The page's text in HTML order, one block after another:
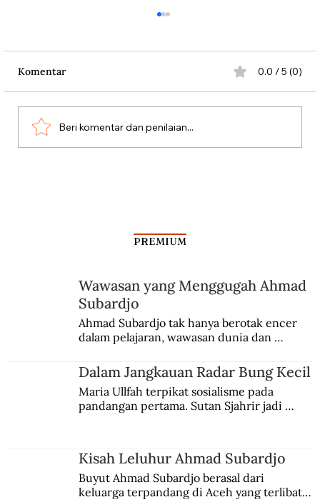
Komentar 0.0 / 5 (0)
Beri komentar dan penilaian...
PREMIUM
Wawasan yang Menggugah Ahmad
Subardjo
Ahmad Subardjo tak hanya berotak encer
dalam pelajaran, wawasan dunia dan
Jules Verne, Multatuli, hingga Sun Yat-sen.
Dalam Jangkauan Radar Bung Kecil
Maria Ullfah terpikat sosialisme pada
pandangan pertama. Sutan Sjahrir jadi
Kisah Leluhur Ahmad Subardjo
Buyut Ahmad Subardjo berasal dari
keluarga terpandang di Aceh yang terlibat